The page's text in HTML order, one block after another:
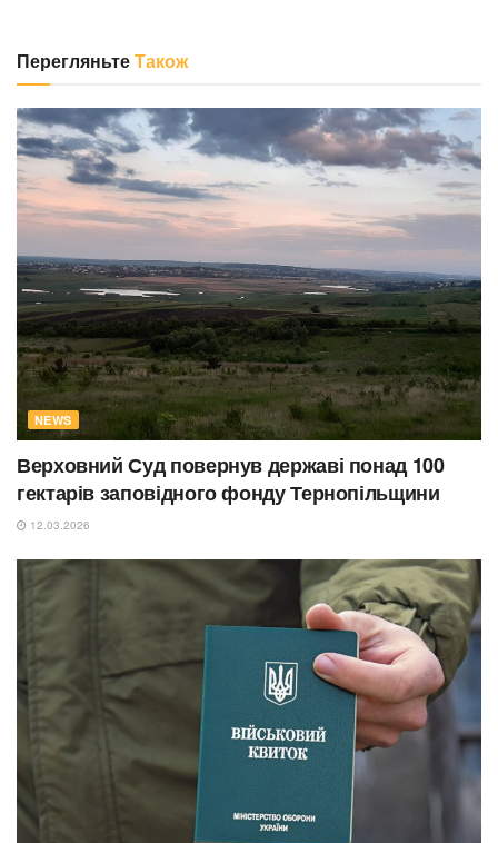
ПерегляньтеТакож
NEWS
Верховний Суд повернув державі понад 100
гектарів заповідного фонду Тернопільщини
12.03.2026